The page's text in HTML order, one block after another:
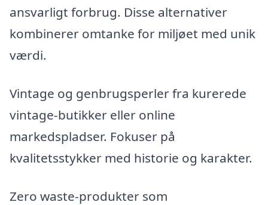
ansvarligt forbrug. Disse alternativer
kombinerer omtanke for miljøet med unik
værdi.
Vintage og genbrugsperler fra kurerede
vintage-butikker eller online
markedspladser. Fokuser på
kvalitetsstykker med historie og karakter.
Zero waste-produkter som